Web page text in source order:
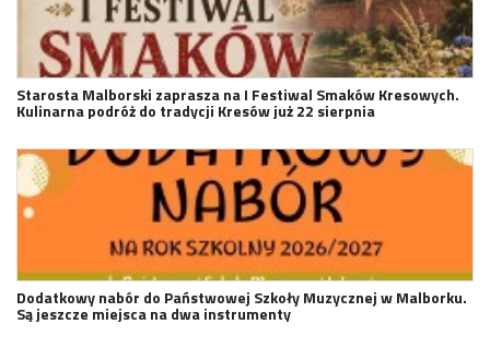
Starosta Malborski zaprasza na I Festiwal Smaków Kresowych.
Kulinarna podróż do tradycji Kresów już 22 sierpnia
Dodatkowy nabór do Państwowej Szkoły Muzycznej w Malborku.
Są jeszcze miejsca na dwa instrumenty